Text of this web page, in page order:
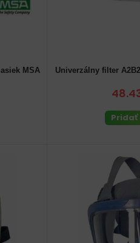
MSA Univerzálny filter
Pridať